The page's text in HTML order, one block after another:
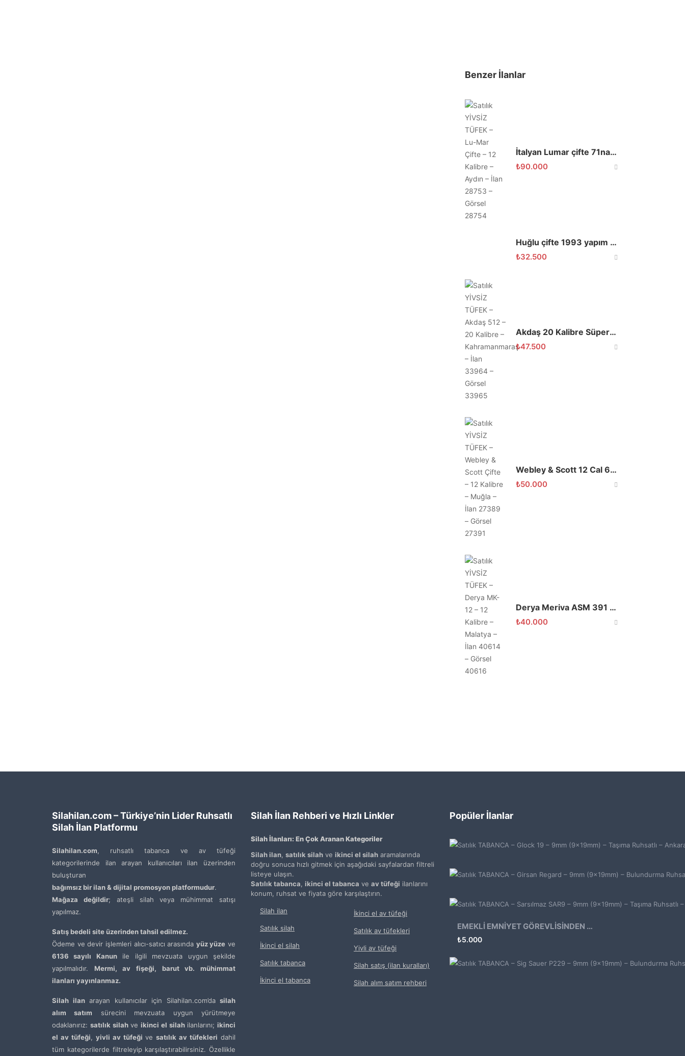
Benzer İlanlar
İtalyan Lumar çifte 71namlu
₺90.000
Huğlu çifte 1993 yapım 76 cm 1.3 şok
₺32.500
Akdaş 20 Kalibre Süperpoze Özel Yapım 66 cm Namlu
₺47.500
Webley & Scott 12 Cal 66 Namlu Çifte
₺50.000
Derya Meriva ASM 391 X4 12 Kalibre 71 Namlu
₺40.000
Silahilan.com – Türkiye’nin Lider Ruhsatlı
Silah İlan Platformu
Silahilan.com, ruhsatlı tabanca ve av tüfeği
kategorilerinde ilan arayan kullanıcıları ilan üzerinden
buluşturan
bağımsız bir ilan & dijital promosyon platformudur.
Mağaza değildir; ateşli silah veya mühimmat satışı
yapılmaz.
Satış bedeli site üzerinden tahsil edilmez.
Ödeme ve devir işlemleri alıcı-satıcı arasında yüz yüze ve
6136 sayılı Kanunile ilgili mevzuata uygun şekilde
yapılmalıdır. Mermi, av fişeği, barut vb. mühimmat
ilanları yayınlanmaz.
Silah ilanarayan kullanıcılar için Silahilan.com’da silah
alım satım sürecini mevzuata uygun yürütmeye
odaklanırız: satılık silahve ikinci el silahilanlarını; ikinci
el av tüfeği, yivli av tüfeği vesatılık av tüfekleri dahil
tüm kategorilerde filtreleyip karşılaştırabilirsiniz. Özellikle
Silah İlan Rehberi ve Hızlı Linkler
Silah İlanları: En Çok Aranan Kategoriler
Silah ilan satılık silah ve ikinci el silah aramalarında
doğru sonuca hızlı gitmek için aşağıdaki sayfalardan filtreli
listeye ulaşın.
Satılık tabanca ikinci el tabanca ve av tüfeği ilanlarını
konum, ruhsat ve fiyata göre karşılaştırın.
Silah ilan
Satılık silah
İkinci el silah
Satılık tabanca
İkinci el tabanca
İkinci el av tüfeği
Satılık av tüfekleri
Yivli av tüfeği
Silah satış (ilan kuralları)
Silah alım satım rehberi
Popüler İlanlar
EMEKLİ EMNİYET GÖREVLİSİNDEN ATMACA 53 KLASİK14
₺5.000